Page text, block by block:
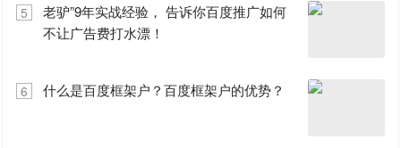
5
老驴”9年实战经验， 告诉你百度推广如何
不让广告费打水漂！
6 什么是百度框架户？百度框架户的优势？